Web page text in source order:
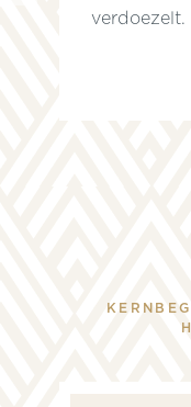
verdoezelt.